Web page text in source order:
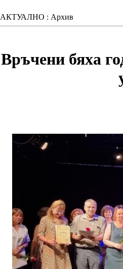
АКТУАЛНО : Архив
Връчени бяха